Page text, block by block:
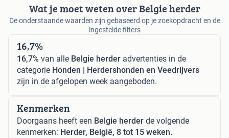
Wat je moet weten over Belgie herder
De onderstaande waarden zijn gebaseerd op je zoekopdracht en de
ingestelde filters
16,7%
16,7% van alle Belgie herder advertenties in de
categorie Honden | Herdershonden en Veedrijvers
zijn in de afgelopen week aangeboden.
Kenmerken
Doorgaans heeft een Belgie herder de volgende
kenmerken: Herder, België, 8 tot 15 weken.